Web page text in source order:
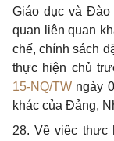
Giáo dục và
quan liên quan
chế, chính sách
thực hiện chủ
15-NQ/TW ngày
khác của Đảng,
28. Về việc thực